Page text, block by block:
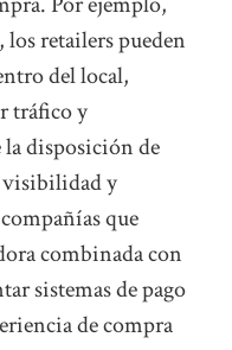
los retailers pueden
del local,
tráfico y
disposición de
visibilidad y
que
combinada con
sistemas de pago
de compra